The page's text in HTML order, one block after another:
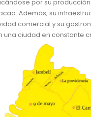
por su
Además, su
comercial y su
una ciudad en constante